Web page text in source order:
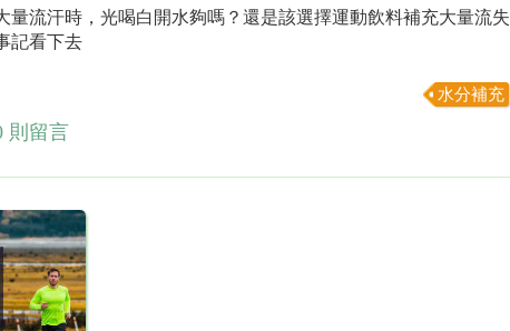
量流汗時，光喝白開水夠嗎？還是該選擇運動飲料補充大量流失
記看下去
水分補充
則留言